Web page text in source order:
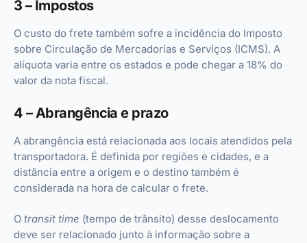
3 – Impostos
O custo do frete também sofre a incidência do Imposto
sobre Circulação de Mercadorias e Serviços (ICMS). A
alíquota varia entre os estados e pode chegar a 18% do
valor da nota fiscal.
4 – Abrangência e prazo
A abrangência está relacionada aos locais atendidos pela
transportadora. É definida por regiões e cidades, e a
distância entre a origem e o destino também é
considerada na hora de calcular o frete.
O transit time (tempo de trânsito) desse deslocamento
deve ser relacionado junto à informação sobre a